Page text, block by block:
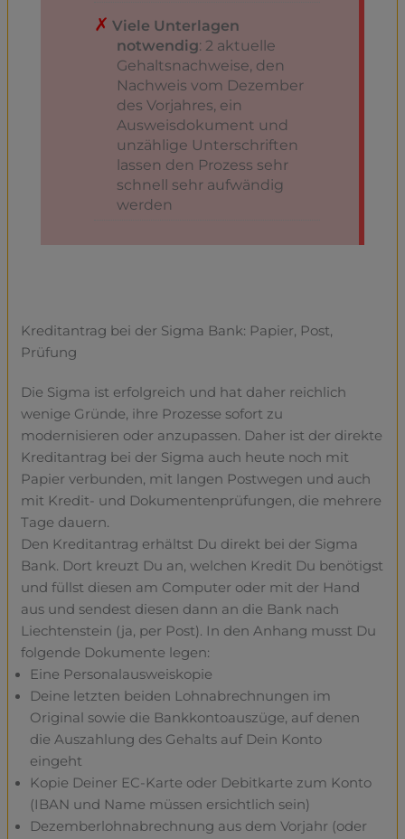
Viele Unterlagen
notwendig: 2 aktuelle
Gehaltsnachweise, den
Nachweis vom Dezember
des Vorjahres, ein
Ausweisdokument und
unzählige Unterschriften
lassen den Prozess sehr
schnell sehr aufwändig
werden
Kreditantrag bei der Sigma Bank: Papier, Post,
Prüfung
Die Sigma ist erfolgreich und hat daher reichlich
wenige Gründe, ihre Prozesse sofort zu
modernisieren oder anzupassen. Daher ist der direkte
Kreditantrag bei der Sigma auch heute noch mit
Papier verbunden, mit langen Postwegen und auch
mit Kredit- und Dokumentenprüfungen, die mehrere
Tage dauern.
Den Kreditantrag erhältst Du direkt bei der Sigma
Bank. Dort kreuzt Du an, welchen Kredit Du benötigst
und füllst diesen am Computer oder mit der Hand
aus und sendest diesen dann an die Bank nach
Liechtenstein (ja, per Post). In den Anhang musst Du
folgende Dokumente legen:
Eine Personalausweiskopie
Deine letzten beiden Lohnabrechnungen im
Original sowie die Bankkontoauszüge, auf denen
die Auszahlung des Gehalts auf Dein Konto
eingeht
Kopie Deiner EC-Karte oder Debitkarte zum Konto
(IBAN und Name müssen ersichtlich sein)
Dezemberlohnabrechnung aus dem Vorjahr (oder